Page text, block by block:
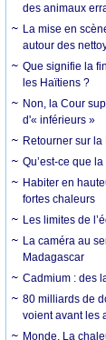
des animaux
La mise en
autour des
Que signifie la
les Haïtiens ?
Non, la Cour
d'« inférieurs »
Retourner sur
Qu’est-ce que
Habiter en
fortes chaleurs
Les limites de
La caméra au
Madagascar
Cadmium : des
80 milliards de
voient avant les
Monde. La